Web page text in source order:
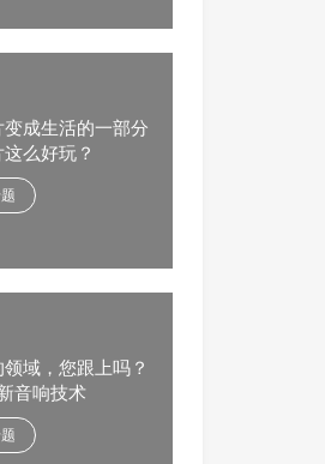
成生活的一部分
么好玩？
域，您跟上吗？
音响技术